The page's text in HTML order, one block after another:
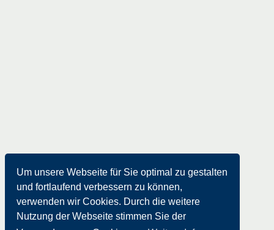
Um unsere Webseite für Sie optimal zu gestalten
und fortlaufend verbessern zu können,
verwenden wir Cookies. Durch die weitere
Nutzung der Webseite stimmen Sie der